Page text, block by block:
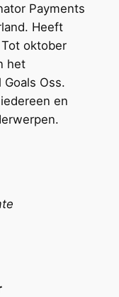
Payments
Heeft
oktober
het
Oss.
en